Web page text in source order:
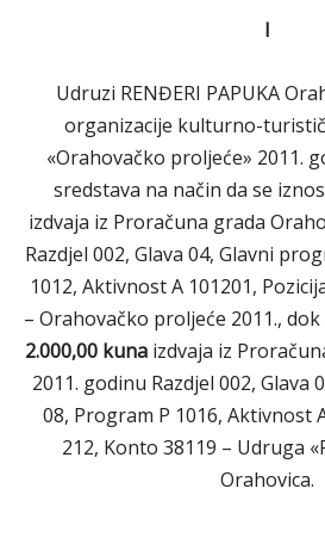
I
Udruzi RENĐERI PAPUKA
organizacije kulturno-
«Orahovačko proljeće» 2011.
sredstava na način da se
izdvaja iz Proračuna grada
Razdjel 002, Glava 04, Glavni
1012, Aktivnost A 101201,
– Orahovačko proljeće 2011.,
2.000,00 kunaizdvaja iz
2011. godinu Razdjel 002, Glava
08, Program P 1016, Aktivnost
212, Konto 38119 – Udruga
Orahovica.